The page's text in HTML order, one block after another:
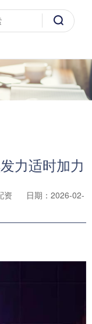
力适时加力
资
日期：2026-02-